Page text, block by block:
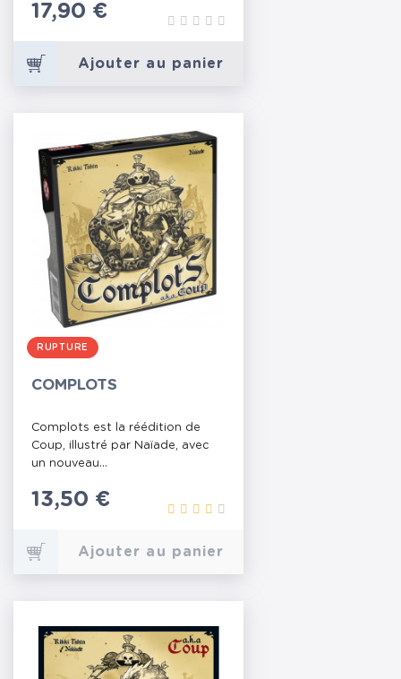
Prix
17,90 €
Ajouter au panier
RUPTURE
COMPLOTS
Complots est la réédition de
Coup, illustré par Naïade, avec
un nouveau...
Prix
13,50 €
Ajouter au panier